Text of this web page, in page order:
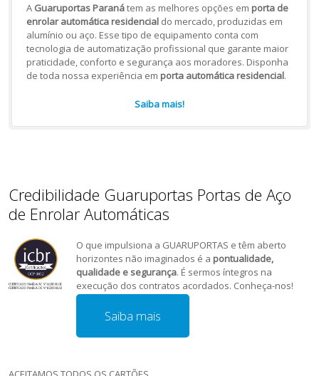
A Guaruportas Paranátem as melhores opções em porta de
enrolar automática residencialdo mercado, produzidas em
alumínio ou aço. Esse tipo de equipamento conta com
tecnologia de automatização profissional que garante maior
praticidade, conforto e segurança aos moradores. Disponha
de toda nossa experiência em porta automática residencial.
Saiba mais!
Credibilidade Guaruportas Portas de Aço
de Enrolar Automáticas
O que impulsiona a GUARUPORTAS e têm aberto
horizontes não imaginados é a pontualidade,
qualidade e segurança. É sermos íntegros na
execução dos contratos acordados. Conheça-nos!
Saiba mais